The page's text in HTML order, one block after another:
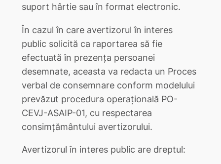
suport hârtie sau în format electronic.
În cazul în care avertizorul în interes
public solicită ca raportarea să fie
efectuată în prezența persoanei
desemnate, aceasta va redacta un Proces
verbal de consemnare conform modelului
prevăzut procedura operațională PO-
CEVJ-ASAIP-01, cu respectarea
consimțământului avertizorului.
Avertizorul în interes public are dreptul: